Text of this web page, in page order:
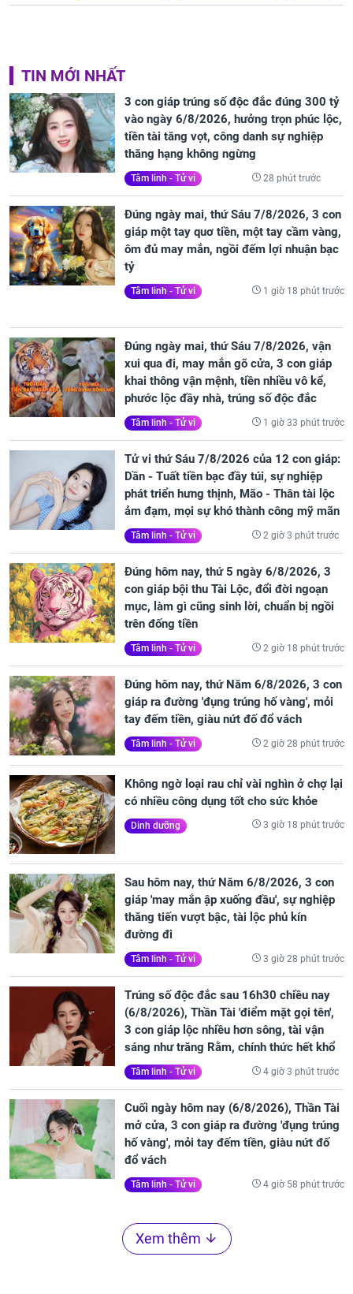
TIN MỚI NHẤT
3 con giáp trúng số độc đắc đúng 300 tỷ
vào ngày 6/8/2026, hưởng trọn phúc lộc,
tiền tài tăng vọt, công danh sự nghiệp
thăng hạng không ngừng
Tâm linh - Tử vi 28 phút trước
Đúng ngày mai, thứ Sáu 7/8/2026, 3 con
giáp một tay quơ tiền, một tay cầm vàng,
ôm đủ may mắn, ngồi đếm lợi nhuận bạc
tỷ
Tâm linh - Tử vi 1 giờ 18 phút trước
Đúng ngày mai, thứ Sáu 7/8/2026, vận
xui qua đi, may mắn gõ cửa, 3 con giáp
khai thông vận mệnh, tiền nhiều vô kể,
phước lộc đầy nhà, trúng số độc đắc
Tâm linh - Tử vi 1 giờ 33 phút trước
Tử vi thứ Sáu 7/8/2026 của 12 con giáp:
Dần - Tuất tiền bạc đầy túi, sự nghiệp
phát triển hưng thịnh, Mão - Thân tài lộc
ảm đạm, mọi sự khó thành công mỹ mãn
Tâm linh - Tử vi 2 giờ 3 phút trước
Đúng hôm nay, thứ 5 ngày 6/8/2026, 3
con giáp bội thu Tài Lộc, đổi đời ngoạn
mục, làm gì cũng sinh lời, chuẩn bị ngồi
trên đống tiền
Tâm linh - Tử vi 2 giờ 18 phút trước
Đúng hôm nay, thứ Năm 6/8/2026, 3 con
giáp ra đường 'đụng trúng hố vàng', mỏi
tay đếm tiền, giàu nứt đố đổ vách
Tâm linh - Tử vi 2 giờ 28 phút trước
Không ngờ loại rau chỉ vài nghìn ở chợ lại
có nhiều công dụng tốt cho sức khỏe
Dinh dưỡng 3 giờ 18 phút trước
Sau hôm nay, thứ Năm 6/8/2026, 3 con
giáp 'may mắn ập xuống đầu', sự nghiệp
thăng tiến vượt bậc, tài lộc phủ kín
đường đi
Tâm linh - Tử vi 3 giờ 28 phút trước
Trúng số độc đắc sau 16h30 chiều nay
(6/8/2026), Thần Tài 'điểm mặt gọi tên',
3 con giáp lộc nhiều hơn sông, tài vận
sáng như trăng Rằm, chính thức hết khổ
Tâm linh - Tử vi 4 giờ 3 phút trước
Cuối ngày hôm nay (6/8/2026), Thần Tài
mở cửa, 3 con giáp ra đường 'đụng trúng
hố vàng', mỏi tay đếm tiền, giàu nứt đố
đổ vách
Tâm linh - Tử vi 4 giờ 58 phút trước
Xem thêm